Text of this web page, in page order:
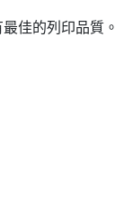
佳的列印品質。